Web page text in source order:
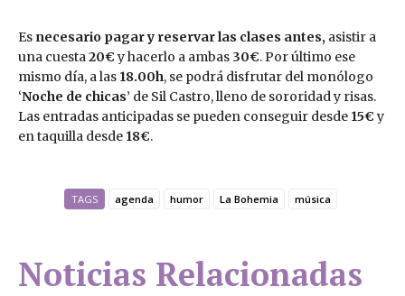
Es necesario pagar y reservar las clases antes, asistir a
una cuesta20€y hacerlo a ambas 30€. Por último ese
mismo día, a las 18.00h, se podrá disfrutar del monólogo
‘Noche de chicas’ de Sil Castro, lleno de sororidad y risas.
Las entradas anticipadas se pueden conseguir desde 15€y
en taquilla desde 18€.
TAGS agenda humor La Bohemia música
Noticias Relacionadas